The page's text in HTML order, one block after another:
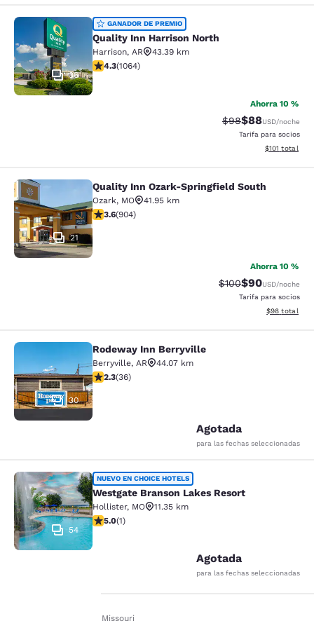
Quality Inn Harrison North
36
GANADOR DE PREMIO
Quality Inn Harrison North
Harrison, AR
43.39 km
Calificación de 4.28 estrellas. Excelente. 1064 reseñas
4.3(1064)
Ahorra 10 %
Tarifa tachada:
$98Tarifa
$88USD/noche
Tarifa para socios
Ver detalles
$101 total
Quality Inn Ozark-Springfield South
21
Quality Inn Ozark-Springfield South
Ozark, MO
41.95 km
Calificación de 3.59 estrellas. Bueno. 904 reseñas
3.6(904)
Ahorra 10 %
Tarifa tachada:
$100Tarifa
$90USD/noche
Tarifa para socios
Ver detalles
$98 total
Rodeway Inn Berryville
30
Rodeway Inn Berryville
Berryville, AR
44.07 km
Calificación de 2.28 estrellas. Razonable. 36 reseñas
2.3(36)
Agotada
para las fechas seleccionadas
Westgate Branson Lakes Resort
54
NUEVO EN CHOICE HOTELS
Westgate Branson Lakes Resort
Hollister, MO
11.35 km
Calificación de 5 estrellas. Excepcional. 1 reseña
5.0(1)
Agotada
para las fechas seleccionadas
Missouri